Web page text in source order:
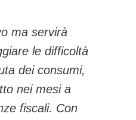
ma servirà
le difficoltà
dei consumi,
nei mesi a
fiscali. Con